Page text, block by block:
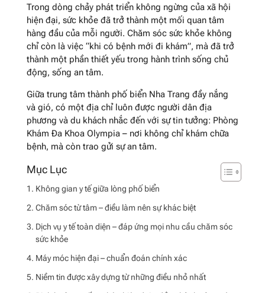
Trong dòng chảy phát triển không ngừng của xã hội
hiện đại, sức khỏe đã trở thành một mối quan tâm
hàng đầu của mỗi người. Chăm sóc sức khỏe không
chỉ còn là việc “khi có bệnh mới đi khám”, mà đã trở
thành một phần thiết yếu trong hành trình sống chủ
động, sống an tâm.
Giữa trung tâm thành phố biển Nha Trang đầy nắng
và gió, có một địa chỉ luôn được người dân địa
phương và du khách nhắc đến với sự tin tưởng: Phòng
Khám Đa Khoa Olympia – nơi không chỉ khám chữa
bệnh, mà còn trao gửi sự an tâm.
Không gian y tế giữa lòng phố biển
Chăm sóc từ tâm – điều làm nên sự khác biệt
Dịch vụ y tế toàn diện – đáp ứng mọi nhu cầu chăm sóc
sức khỏe
Máy móc hiện đại – chuẩn đoán chính xác
Niềm tin được xây dựng từ những điều nhỏ nhất